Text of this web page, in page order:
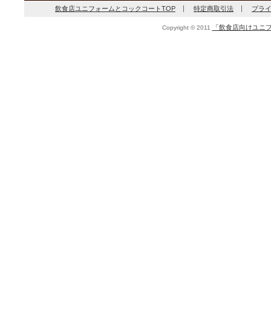
飲食店ユニフォームとコックコートTOP 特定商取引法 プラ
Copyright © 2011 「飲食店向けユニ